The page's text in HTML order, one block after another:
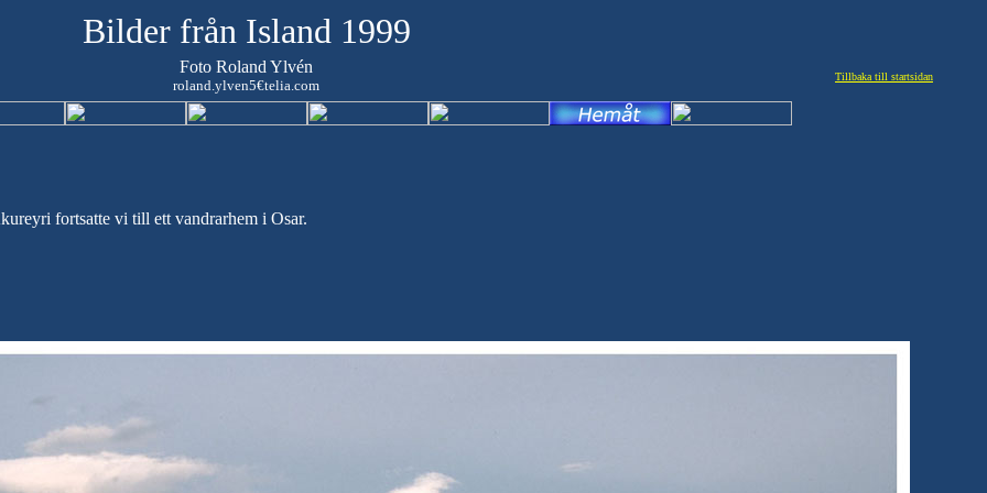
Bilder från Island 1999
Foto Roland Ylvén
roland.ylven5€telia.com
Tillbaka till startsidan
fortsatte vi till ett vandrarhem i Osar.